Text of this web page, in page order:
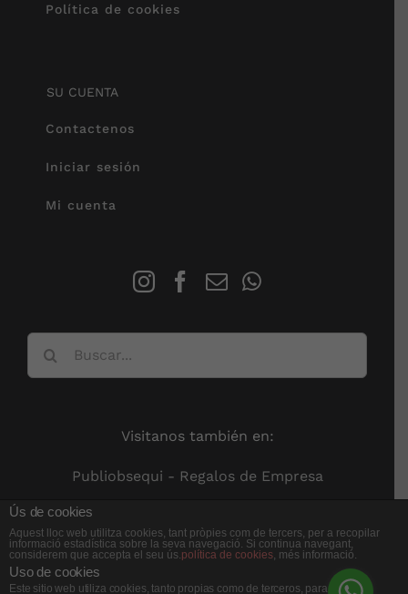
Política de cookies
SU CUENTA
Contactenos
Iniciar sesión
Mi cuenta
Visitanos también en:
Publiobsequi - Regalos de Empresa
Ús de cookies
Aquest lloc web utilitza cookies, tant pròpies com de tercers, per a recopilar
informació estadística sobre la seva navegació. Si continua navegant,
considerem que accepta el seu ús.política de cookies, més informació.
Uso de cookies
Este sitio web utiliza cookies, tanto propias como de terceros, para recopilar